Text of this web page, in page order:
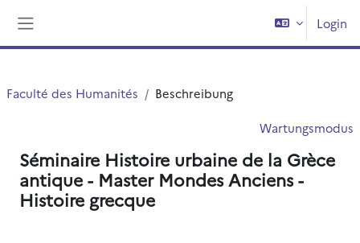
Login
Faculté des Humanités Beschreibung
Wartungsmodus
Séminaire Histoire urbaine de la Grèce
antique - Master Mondes Anciens -
Histoire grecque